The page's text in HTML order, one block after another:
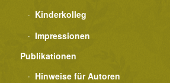
Kinderkolleg
Impressionen
Publikationen
Hinweise für Autoren